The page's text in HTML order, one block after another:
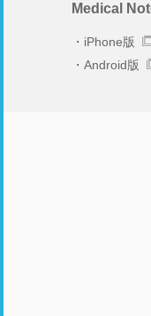
Medical
iPhone版
Android版